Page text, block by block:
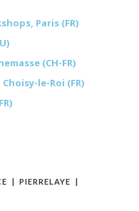
Paris (FR)
(CH-FR)
le-Roi (FR)
PIERRELAYE